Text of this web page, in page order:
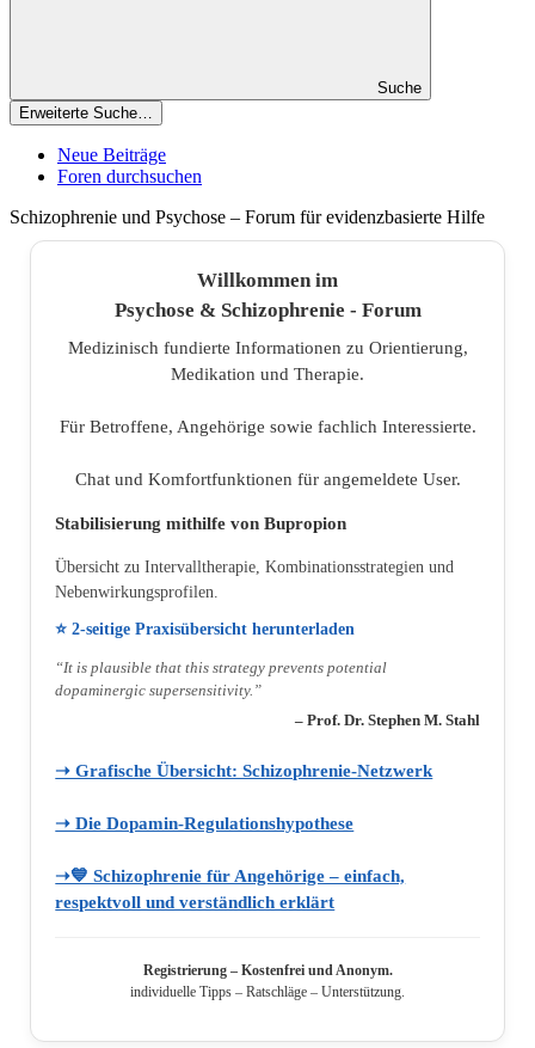
Suche
Erweiterte Suche…
Neue Beiträge
Foren durchsuchen
Schizophrenie und Psychose – Forum für evidenzbasierte Hilfe
Willkommen im
Psychose & Schizophrenie - Forum
Medizinisch fundierte Informationen zu Orientierung,
Medikation und Therapie.
Für Betroffene, Angehörige sowie fachlich Interessierte.
Chat und Komfortfunktionen für angemeldete User.
Stabilisierung mithilfe von Bupropion
Übersicht zu Intervalltherapie, Kombinationsstrategien und
Nebenwirkungsprofilen.
⭐ 2‑seitige Praxisübersicht herunterladen
“It is plausible that this strategy prevents potential
dopaminergic supersensitivity.”
– Prof. Dr. Stephen M. Stahl
➝ Grafische Übersicht: Schizophrenie‑Netzwerk
➝ Die Dopamin‑Regulationshypothese
➝💙 Schizophrenie für Angehörige – einfach,
respektvoll und verständlich erklärt
Registrierung – Kostenfrei und Anonym.
individuelle Tipps – Ratschläge – Unterstützung.